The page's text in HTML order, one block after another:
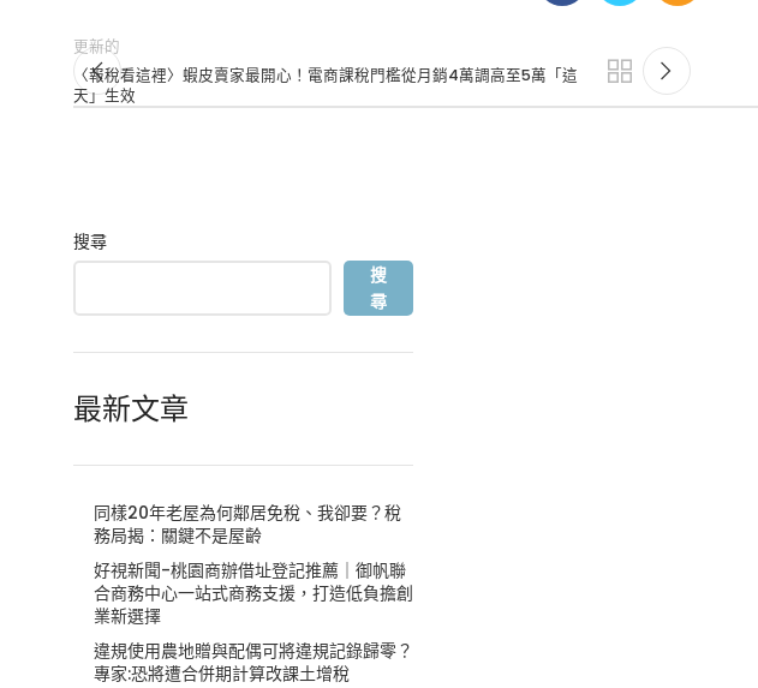
更新的
〈報稅看這裡〉蝦皮賣家最開心！電商課稅門檻從月銷4萬調高至5萬「這
天」生效
搜尋
搜
尋
最新文章
同樣20年老屋為何鄰居免稅、我卻要？稅
務局揭：關鍵不是屋齡
好視新聞-桃園商辦借址登記推薦｜御帆聯
合商務中心一站式商務支援，打造低負擔創
業新選擇
違規使用農地贈與配偶可將違規記錄歸零？
專家:恐將遭合併期計算改課土增稅